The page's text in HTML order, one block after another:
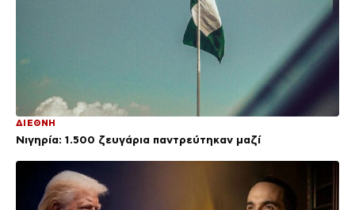
ΔΙΕΘΝΗ
Νιγηρία: 1.500 ζευγάρια παντρεύτηκαν μαζί